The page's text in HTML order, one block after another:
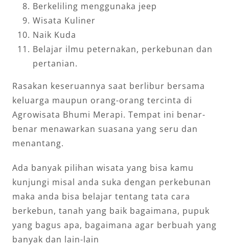
Berkeliling menggunaka jeep
Wisata Kuliner
Naik Kuda
Belajar ilmu peternakan, perkebunan dan
pertanian.
Rasakan keseruannya saat berlibur bersama
keluarga maupun orang-orang tercinta di
Agrowisata Bhumi Merapi. Tempat ini benar-
benar menawarkan suasana yang seru dan
menantang.
Ada banyak pilihan wisata yang bisa kamu
kunjungi misal anda suka dengan perkebunan
maka anda bisa belajar tentang tata cara
berkebun, tanah yang baik bagaimana, pupuk
yang bagus apa, bagaimana agar berbuah yang
banyak dan lain-lain